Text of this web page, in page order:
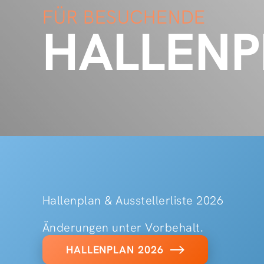
FÜR BESUCHENDE
Hallenplan & Ausstellerliste 2026
Änderungen unter Vorbehalt.
HALLENPLAN 2026